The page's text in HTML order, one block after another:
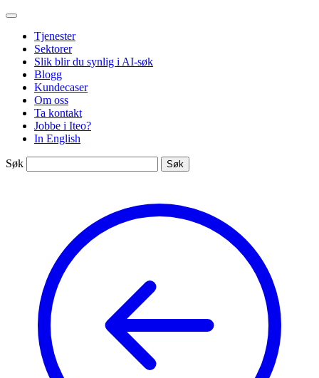
Gå
innhold
Iteo
Tjenester
Sektorer
Slik blir du synlig i AI-søk
Blogg
Kundecaser
Om oss
Ta kontakt
Jobbe i Iteo?
In English
Søk